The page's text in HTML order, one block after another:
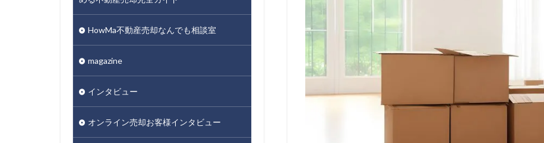
HowMa不動産売却なんでも相談室
magazine
インタビュー
オンライン売却お客様インタビュー